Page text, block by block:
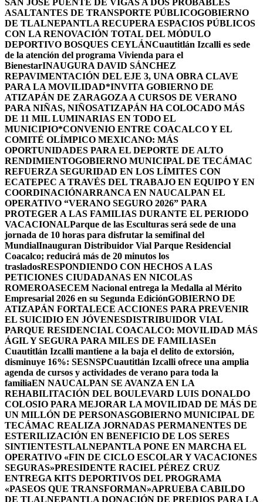
SAN JOSÉ PUENTE DE VIGAS A DOS PROBABLES
ASALTANTES DE TRANSPORTE PÚBLICOGOBIERNO
DE TLALNEPANTLA RECUPERA ESPACIOS PÚBLICOS
CON LA RENOVACIÓN TOTAL DEL MÓDULO
DEPORTIVO BOSQUES CEYLÁNCuautitlán Izcalli es sede
de la atención del programa Vivienda para el
BienestarINAUGURA DAVID SÁNCHEZ
REPAVIMENTACIÓN DEL EJE 3, UNA OBRA CLAVE
PARA LA MOVILIDAD*INVITA GOBIERNO DE
ATIZAPÁN DE ZARAGOZA A CURSOS DE VERANO
PARA NIÑAS, NIÑOSATIZAPÁN HA COLOCADO MÁS
DE 11 MIL LUMINARIAS EN TODO EL
MUNICIPIO*CONVENIO ENTRE COACALCO Y EL
COMITÉ OLÍMPICO MEXICANO: MÁS
OPORTUNIDADES PARA EL DEPORTE DE ALTO
RENDIMIENTOGOBIERNO MUNICIPAL DE TECÁMAC
REFUERZA SEGURIDAD EN LOS LÍMITES CON
ECATEPEC A TRAVÉS DEL TRABAJO EN EQUIPO Y EN
COORDINACIÓNARRANCA EN NAUCALPAN EL
OPERATIVO “VERANO SEGURO 2026” PARA
PROTEGER A LAS FAMILIAS DURANTE EL PERIODO
VACACIONALParque de las Esculturas será sede de una
jornada de 10 horas para disfrutar la semifinal del
MundialInauguran Distribuidor Vial Parque Residencial
Coacalco; reducirá más de 20 minutos los
trasladosRESPONDIENDO CON HECHOS A LAS
PETICIONES CIUDADANAS EN NICOLAS
ROMEROASECEM Nacional entrega la Medalla al Mérito
Empresarial 2026 en su Segunda EdiciónGOBIERNO DE
ATIZAPÁN FORTALECE ACCIONES PARA PREVENIR
EL SUICIDIO EN JÓVENESDISTRIBUIDOR VIAL
PARQUE RESIDENCIAL COACALCO: MOVILIDAD MÁS
ÁGIL Y SEGURA PARA MILES DE FAMILIASEn
Cuautitlán Izcalli mantiene a la baja el delito de extorsión,
disminuye 16%: SESNSPCuautitlán Izcalli ofrece una amplia
agenda de cursos y actividades de verano para toda la
familiaEN NAUCALPAN SE AVANZA EN LA
REHABILITACIÓN DEL BOULEVARD LUIS DONALDO
COLOSIO PARA MEJORAR LA MOVILIDAD DE MÁS DE
UN MILLÓN DE PERSONASGOBIERNO MUNICIPAL DE
TECÁMAC REALIZA JORNADAS PERMANENTES DE
ESTERILIZACIÓN EN BENEFICIO DE LOS SERES
SINTIENTESTLALNEPANTLA PONE EN MARCHA EL
OPERATIVO «FIN DE CICLO ESCOLAR Y VACACIONES
SEGURAS»PRESIDENTE RACIEL PÉREZ CRUZ
ENTREGA KITS DEPORTIVOS DEL PROGRAMA
«PASEOS QUE TRANSFORMAN»APRUEBA CABILDO
DE TLALNEPANTLA DONACIÓN DE PREDIOS PARA LA